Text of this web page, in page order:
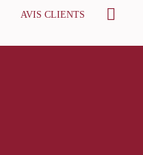
AVIS CLIENTS